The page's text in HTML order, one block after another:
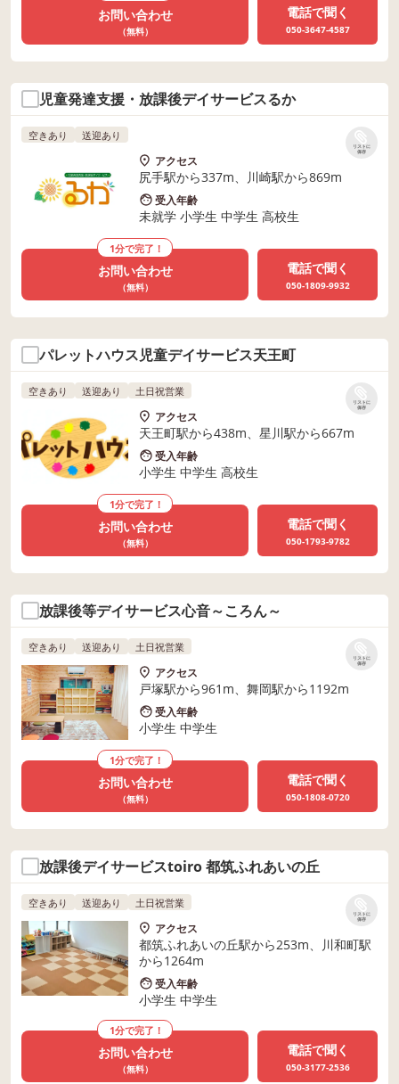
お問い合わせ
（無料）
電話で聞く
050-3647-4587
児童発達支援・放課後デイサービスるか
リストに
保存
空きあり 送迎あり
アクセス
尻手駅から337m、川崎駅から869m
受入年齢
未就学 小学生 中学生 高校生
1分で完了！
お問い合わせ
（無料）
電話で聞く
050-1809-9932
パレットハウス児童デイサービス天王町
リストに
保存
空きあり 送迎あり 土日祝営業
アクセス
天王町駅から438m、星川駅から667m
受入年齢
小学生 中学生 高校生
1分で完了！
お問い合わせ
（無料）
電話で聞く
050-1793-9782
放課後等デイサービス心音～ころん～
リストに
保存
空きあり 送迎あり 土日祝営業
アクセス
戸塚駅から961m、舞岡駅から1192m
受入年齢
小学生 中学生
1分で完了！
お問い合わせ
（無料）
電話で聞く
050-1808-0720
放課後デイサービスtoiro 都筑ふれあいの丘
リストに
保存
空きあり 送迎あり 土日祝営業
アクセス
都筑ふれあいの丘駅から253m、川和町駅
から1264m
受入年齢
小学生 中学生
1分で完了！
お問い合わせ
（無料）
電話で聞く
050-3177-2536